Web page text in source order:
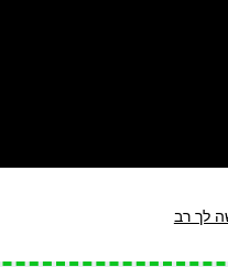
לך רב